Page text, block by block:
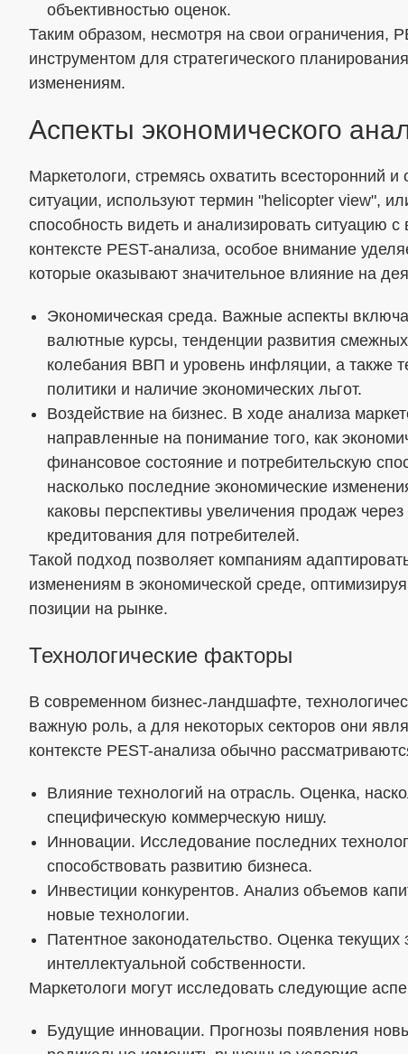
объективностью оценок.
Таким образом, несмотря на свои ограничения,
инструментом для стратегического
изменениям.
Аспекты экономического
Маркетологи, стремясь охватить всесторонний
ситуации, используют термин "helicopter view",
способность видеть и анализировать ситуацию
контексте PEST-анализа, особое внимание
которые оказывают значительное влияние на
Экономическая среда. Важные аспекты
валютные курсы, тенденции развития
колебания ВВП и уровень инфляции, а также
политики и наличие экономических льгот.
Воздействие на бизнес. В ходе анализа
направленные на понимание того, как
финансовое состояние и потребительскую
насколько последние экономические
каковы перспективы увеличения продаж
кредитования для потребителей.
Такой подход позволяет компаниям
изменениям в экономической среде,
позиции на рынке.
Технологические факторы
В современном бизнес-ландшафте,
важную роль, а для некоторых секторов они
контексте PEST-анализа обычно
Влияние технологий на отрасль. Оценка,
специфическую коммерческую нишу.
Инновации. Исследование последних
способствовать развитию бизнеса.
Инвестиции конкурентов. Анализ объемов
новые технологии.
Патентное законодательство. Оценка
интеллектуальной собственности.
Маркетологи могут исследовать следующие
Будущие инновации. Прогнозы появления